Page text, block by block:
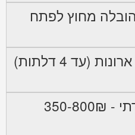
להובלה מחוץ לפתח
מחירון פירוק והרכבת ארונות (עד 4 דלתות)
הובלת חדר שינה יוקרתי - 350-800₪